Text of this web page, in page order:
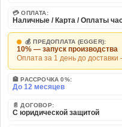
💳 ОПЛАТА:
Наличные / Карта / Оплаты
💰 ПРЕДОПЛАТА (EGGER):
10% — запуск производства
Оплата за 1 день до
🏦 РАССРОЧКА 0%:
До 12 месяцев
📄 ДОГОВОР:
С юридической защитой